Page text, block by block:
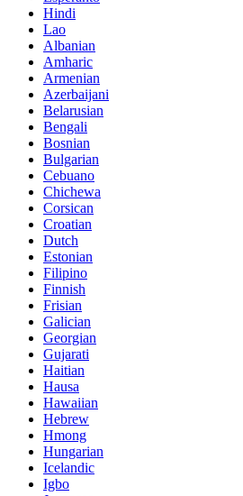
Hindi
Lao
Albanian
Amharic
Armenian
Azerbaijani
Belarusian
Bengali
Bosnian
Bulgarian
Cebuano
Chichewa
Corsican
Croatian
Dutch
Estonian
Filipino
Finnish
Frisian
Galician
Georgian
Gujarati
Haitian
Hausa
Hawaiian
Hebrew
Hmong
Hungarian
Icelandic
Igbo